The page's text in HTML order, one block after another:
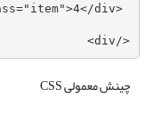
</div>
چینش معمولی CSS